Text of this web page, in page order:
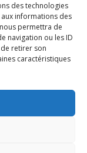
des technologies
informations des
permettra de
navigation ou les ID
retirer son
caractéristiques